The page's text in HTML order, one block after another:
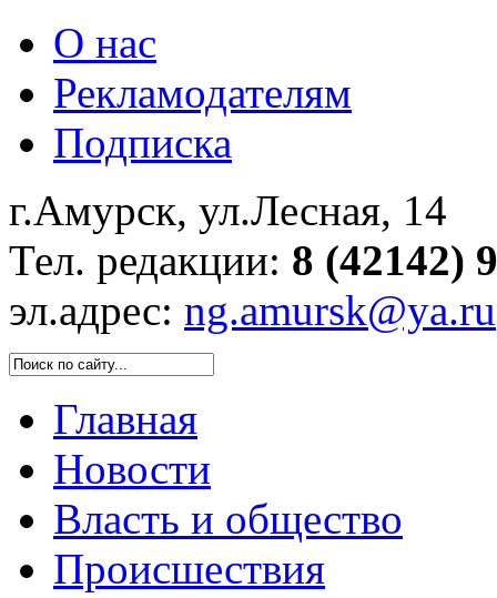
О нас
Рекламодателям
Подписка
г.Амурск, ул.Лесная, 14
Тел. редакции: 8 (42142)
эл.адрес: ng.amursk@ya.ru
Главная
Новости
Власть и общество
Происшествия